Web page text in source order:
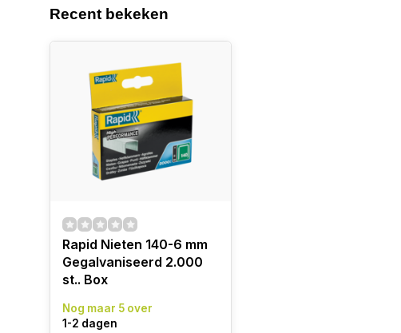
Recent bekeken
Rapid Nieten 140-6 mm
Gegalvaniseerd 2.000
st.. Box
Nog maar 5 over
1-2 dagen